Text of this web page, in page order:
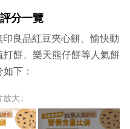
分一覽
良品紅豆夾心餅、愉快動
餅、樂天熊仔餅等人氣餅
下：
放大↓